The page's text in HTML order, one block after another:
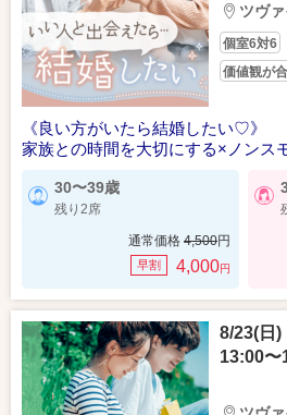
ツヴ
個室6対6
価値観が
《良い方がいたら結婚したい♡》
家族との時間を大切にする×ノンス
30〜39歳
残り2席
通常価格 4,500円
早割 4,000円
8/23(日)
13:00〜